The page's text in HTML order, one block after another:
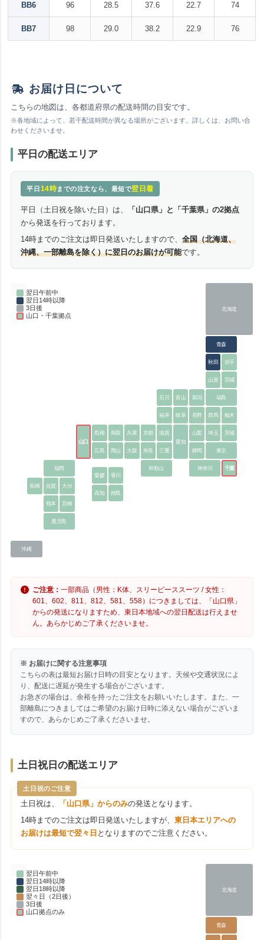
BB6 96 28.5 37.6 22.7 74
BB7 98 29.0 38.2 22.9 76
お届け日について
こちらの地図は、各都道府県の配送時間の目安です。
※各地域によって、若干配送時間が異なる場所がございます。詳しくは、お問い合
わせくださいませ。
平日の配送エリア
平日 14時までの注文なら、最短で翌日着
平日（土日祝を除いた日）は、
「山口県」と「千葉県」の2拠点
から発送を行っております。
14時までのご注文は即日発送いたしますので、全国（北海道、
沖縄、一部離島を除く）に翌日のお届けが可能です。
翌日午前中
翌日14時以降
3日後
山口・千葉拠点
北海道
青森
秋田 岩手
山形 宮城
石川 富山 新潟 福島
福井 岐阜 長野 群馬 栃木
山口
島根 鳥取 兵庫 京都
滋賀
愛知
山梨 埼玉 茨城
広島 岡山 大阪 奈良 三重 東京
福岡
愛媛
香川
和歌山
静岡
神奈川 千葉
長崎 佐賀
大分
高知
徳島
熊本
宮崎
鹿児島
沖縄
ご注意：一部商品（男性：K体、スリーピーススーツ / 女性：
601、602、811、812、581、558）につきましては、「山口県」
からの発送になりますため、東日本地域への翌日配送は行えませ
ん。あらかじめご了承くださいませ。
※ お届けに関する注意事項
こちらの表は最短お届け日時の目安となります。天候や交通状況によ
り、配送に遅延が発生する場合がございます。
お急ぎの場合は、余裕を持ったご注文をお願いいたします。また、一
部離島につきましてはご希望のお届け日時に添えない場合がございま
すので、あらかじめご了承くださいませ。
土日祝日の配送エリア
土日祝のご注意
土日祝は、 「山口県」からのみの発送となります。
14時までのご注文は即日発送いたしますが、東日本エリアへの
お届けは最短で翌々日 となりますのでご注意ください。
翌日午前中
翌日14時以降
翌日18時以降
翌々日（2日後）
3日後
山口拠点のみ
北海道
青森